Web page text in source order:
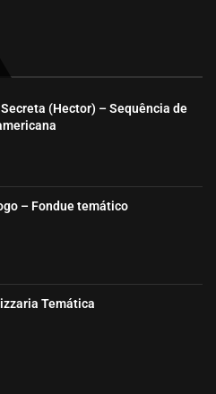
(Hector) – Sequência de
– Fondue temático
Temática